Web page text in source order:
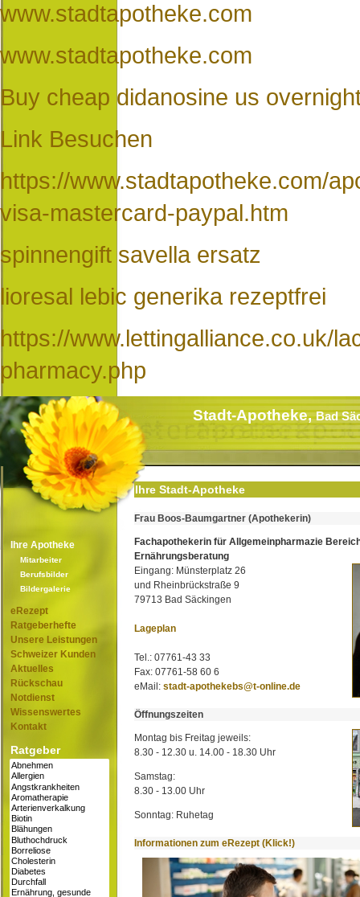
www.stadtapotheke.com
www.stadtapotheke.com
Buy cheap didanosine us
Link Besuchen
https://www.stadtapotheke.com/
visa-mastercard-paypal.htm
spinnengift savella ersatz
lioresal lebic generika rezeptfrei
https://www.lettingalliance.co.uk/
pharmacy.php
Stadt-Apotheke,Bad
Ihre Apotheke
Mitarbeiter
Berufsbilder
Bildergalerie
eRezept
Ratgeberhefte
Unsere Leistungen
Schweizer Kunden
Aktuelles
Rückschau
Notdienst
Wissenswertes
Kontakt
Ratgeber
Ihre Stadt-Apotheke
Frau Boos-Baumgartner (Apothekerin)
Fachapothekerin für Allgemeinpharmazie
Ernährungsberatung
Eingang: Münsterplatz 26
und Rheinbrückstraße 9
79713 Bad Säckingen
Lageplan
Tel.: 07761-43 33
Fax: 07761-58 60 6
eMail: stadt-apothekebs@t-online.de
Öffnungszeiten
Montag bis Freitag jeweils:
8.30 - 12.30 u. 14.00 - 18.30 Uhr
Samstag:
8.30 - 13.00 Uhr
Sonntag: Ruhetag
Informationen zum eRezept (Klick!)